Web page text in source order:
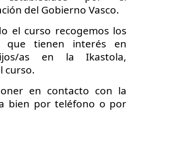
del Gobierno Vasco.
el curso recogemos los
que tienen interés en
as en la Ikastola,
curso.
en contacto con la
bien por teléfono o por